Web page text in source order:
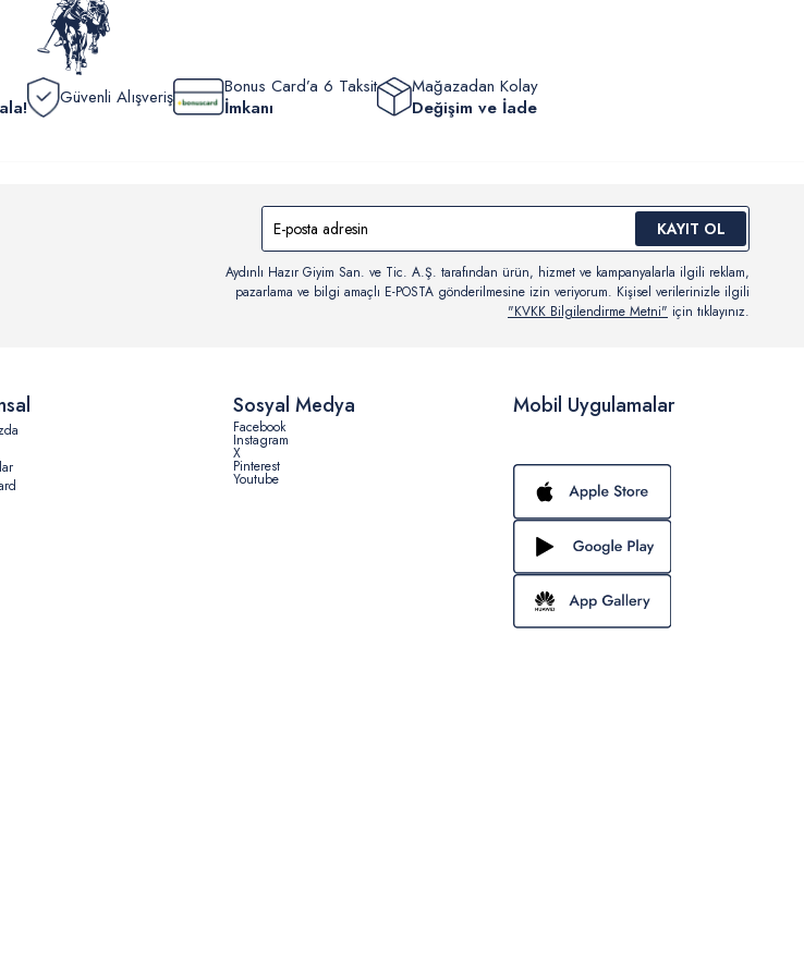
Güvenli Alışveriş
Bonus Card’a 6 Taksit
İmkanı
Mağazadan Kolay
Değişim ve İade
KAYIT OL
Aydınlı Hazır Giyim San. ve Tic. A.Ş. tarafından ürün, hizmet ve kampanyalarla ilgili reklam,
pazarlama ve bilgi amaçlı E-POSTA gönderilmesine izin veriyorum. Kişisel verilerinizle ilgili
"KVKK Bilgilendirme Metni" için tıklayınız.
Mobil Uygulamalar
Sosyal Medya
Facebook
Instagram
X
Pinterest
Youtube